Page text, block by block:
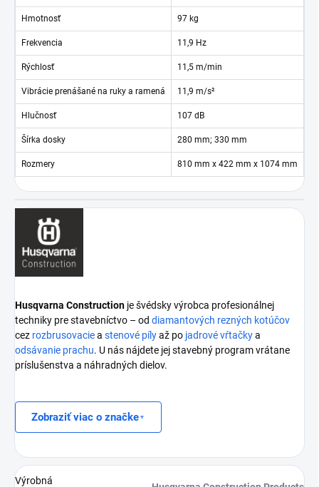
Hmotnosť 97 kg
Frekvencia 11,9 Hz
Rýchlosť 11,5 m/min
Vibrácie prenášané na ruky a ramená 11,9 m/s²
Hlučnosť 107 dB
Šírka dosky 280 mm; 330 mm
Rozmery 810 mm x 422 mm x 1074 mm
Husqvarna Construction je švédsky výrobca profesionálnej
techniky pre stavebníctvo – od diamantových rezných kotúčov
cez rozbrusovaciea stenové pílyaž po jadrové vŕtačkya
odsávanie prachu. U nás nájdete jej stavebný program vrátane
príslušenstva a náhradných dielov.
Zobraziť viac o značke
Výrobná